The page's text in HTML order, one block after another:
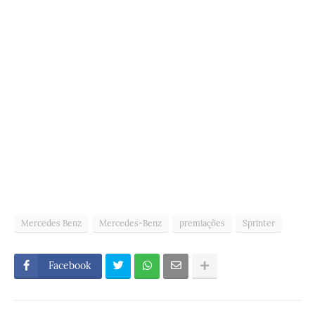
Mercedes Benz Mercedes-Benz premiações Sprinter
Facebook